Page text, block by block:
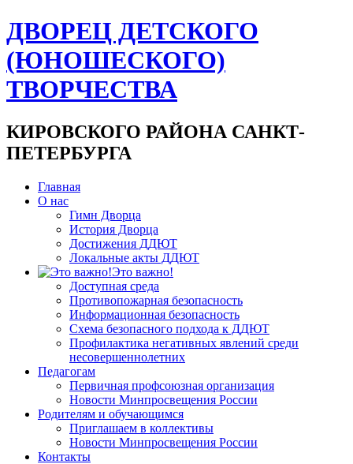
ДВОРЕЦ ДЕТСКОГО
(ЮНОШЕСКОГО)
ТВОРЧЕСТВА
КИРОВСКОГО РАЙОНА САНКТ-
ПЕТЕРБУРГА
Главная
О нас
Гимн Дворца
История Дворца
Достижения ДДЮТ
Локальные акты ДДЮТ
Это важно!
Доступная среда
Противопожарная безопасность
Информационная безопасность
Схема безопасного подхода к ДДЮТ
Профилактика негативных явлений среди
несовершеннолетних
Педагогам
Первичная профсоюзная организация
Новости Минпросвещения России
Родителям и обучающимся
Приглашаем в коллективы
Новости Минпросвещения России
Контакты